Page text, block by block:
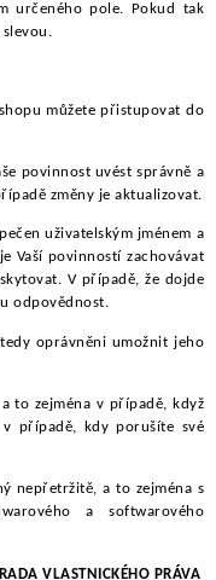
určeného pole. Pokud tak
můžete přistupovat do
povinnost uvést správně a
změny je aktualizovat.
uživatelským jménem a
Vaší povinností zachovávat
V případě, že dojde
odpovědnost.
oprávněni umožnit jeho
to zejména v případě, když
případě, kdy porušíte své
nepřetržitě, a to zejména s
a softwarového
VLASTNICKÉHO PRÁVA